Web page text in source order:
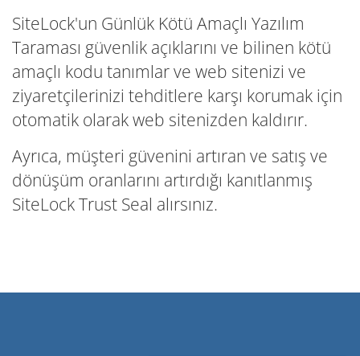
SiteLock'un Günlük Kötü Amaçlı Yazılım
Taraması güvenlik açıklarını ve bilinen kötü
amaçlı kodu tanımlar ve web sitenizi ve
ziyaretçilerinizi tehditlere karşı korumak için
otomatik olarak web sitenizden kaldırır.
Ayrıca, müşteri güvenini artıran ve satış ve
dönüşüm oranlarını artırdığı kanıtlanmış
SiteLock Trust Seal alırsınız.